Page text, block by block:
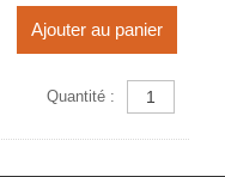
Ajouter au panier
Quantité :